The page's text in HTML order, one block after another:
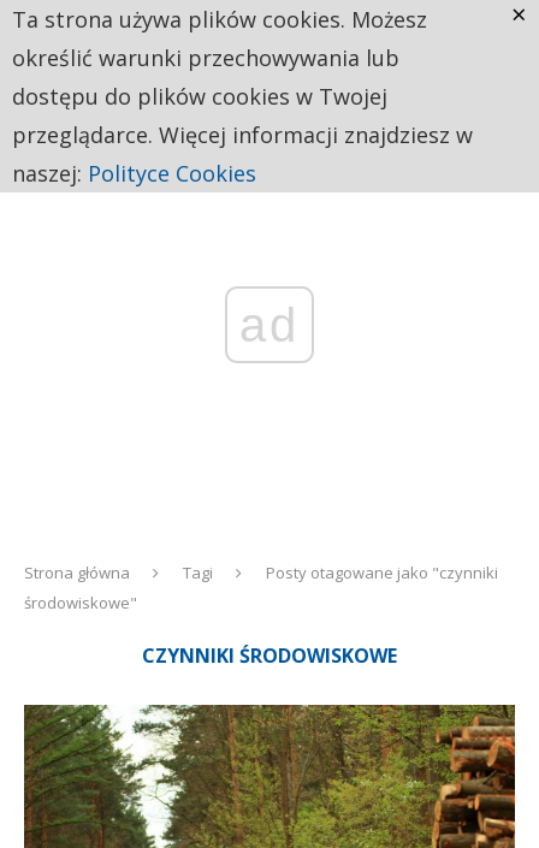
ad
Strona główna Tagi
Posty otagowane jako "czynniki
środowiskowe"
CZYNNIKI ŚRODOWISKOWE
Ta strona używa plików cookies. Możesz
określić warunki przechowywania lub
dostępu do plików cookies w Twojej
przeglądarce. Więcej informacji znajdziesz w
naszej: Polityce Cookies
×